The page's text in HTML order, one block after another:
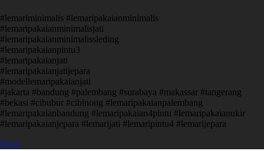
#lemariminimalis #lemaripakaianminimalis
#lemaripakaianminimalisjati
#lemaripakaianminimalissleding
#lemaripakaianpintu3
#lemaripakaianjati
#lemaripakaianjatijepara
#modellemaripakaianjati
#jakarta #bandung #palembang #surabaya #makassar #tangerang
#bekasi #cibubur #cibinong #lemaripakaianpalembang
#lemaripakaianbandung #lemaripakaian4pintu #lemaripakaianukir
#lemaripakaianjepara #lemarijati #lemaripintu4 #lemarijepara
Open